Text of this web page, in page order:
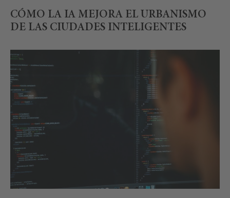
CÓMO LA IA MEJORA EL URBANISMO
DE LAS CIUDADES INTELIGENTES